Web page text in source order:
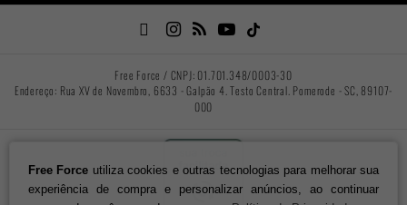
Free Force utiliza cookies e outras tecnologias para melhorar sua
experiência de compra e personalizar anúncios, ao continuar

Free Force / CNPJ: 01.701.348/0003-30
Endereço: Rua XV de Novembro, 6633 - Galpão 4. Testo Central. Pomerode - SC, 89107-
000